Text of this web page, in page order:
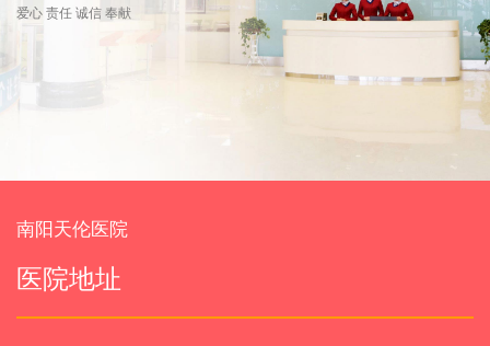
爱心 责任 诚信 奉献
南阳天伦医院
医院地址